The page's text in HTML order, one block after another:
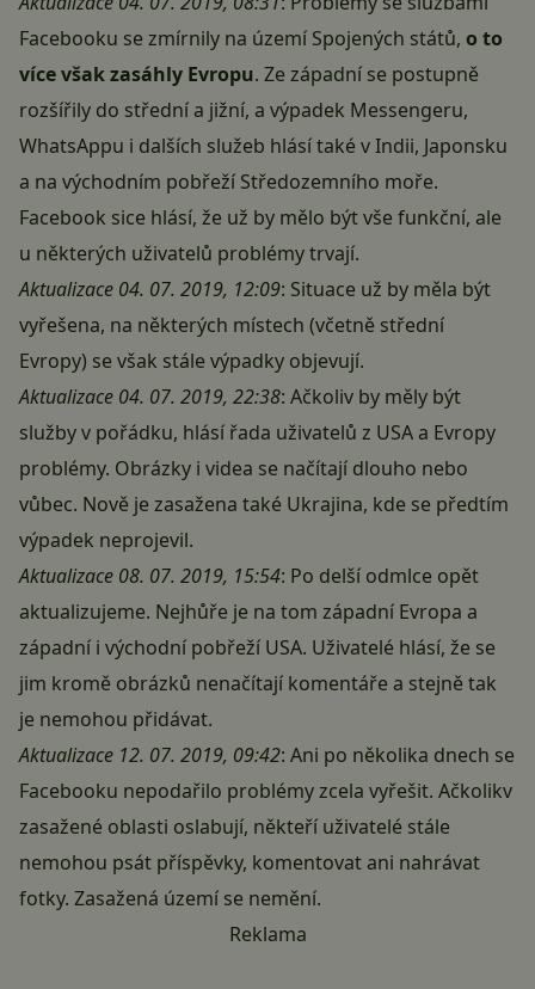
Facebooku se zmírnily na území Spojených států, o to
více však zasáhly Evropu. Ze západní se postupně
rozšířily do střední a jižní, a výpadek Messengeru,
WhatsAppu i dalších služeb hlásí také v Indii, Japonsku
a na východním pobřeží Středozemního moře.
Facebook sice hlásí, že už by mělo být vše funkční, ale
u některých uživatelů problémy trvají.
Aktualizace 04. 07. 2019, 12:09: Situace už by měla být
vyřešena, na některých místech (včetně střední
Evropy) se však stále výpadky objevují.
Aktualizace 04. 07. 2019, 22:38: Ačkoliv by měly být
služby v pořádku, hlásí řada uživatelů z USA a Evropy
problémy. Obrázky i videa se načítají dlouho nebo
vůbec. Nově je zasažena také Ukrajina, kde se předtím
výpadek neprojevil.
Aktualizace 08. 07. 2019, 15:54: Po delší odmlce opět
aktualizujeme. Nejhůře je na tom západní Evropa a
západní i východní pobřeží USA. Uživatelé hlásí, že se
jim kromě obrázků nenačítají komentáře a stejně tak
je nemohou přidávat.
Aktualizace 12. 07. 2019, 09:42: Ani po několika dnech se
Facebooku nepodařilo problémy zcela vyřešit. Ačkolikv
zasažené oblasti oslabují, někteří uživatelé stále
nemohou psát příspěvky, komentovat ani nahrávat
fotky. Zasažená území se nemění.
Reklama